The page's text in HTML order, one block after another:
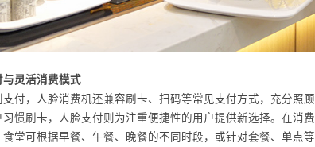
与灵活消费模式
支付，人脸消费机还兼容刷卡、扫码等常见支付方式，充分
惯刷卡，人脸支付则为注重便捷性的用户提供新选择。在消
堂可根据早餐、午餐、晚餐的不同时段，或针对套餐、单点